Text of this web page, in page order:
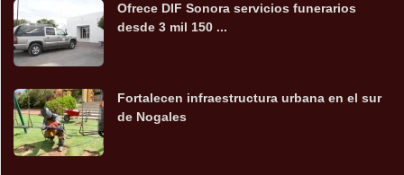
Ofrece DIF Sonora servicios funerarios
desde 3 mil 150 ...
Fortalecen infraestructura urbana en el sur
de Nogales